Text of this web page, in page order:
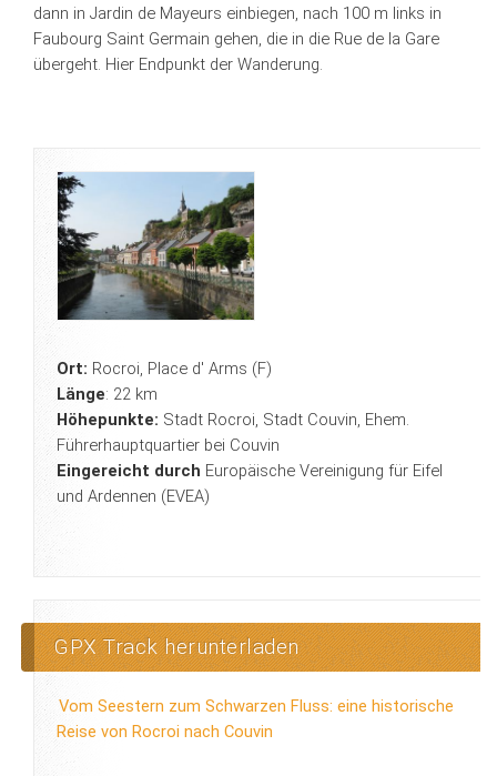
dann in Jardin de Mayeurs einbiegen, nach 100 m links in
Faubourg Saint Germain gehen, die in die Rue de la Gare
übergeht. Hier Endpunkt der Wanderung.
Ort: Rocroi, Place d' Arms (F)
Länge: 22 km
Höhepunkte: Stadt Rocroi, Stadt Couvin, Ehem.
Führerhauptquartier bei Couvin
Eingereicht durch Europäische Vereinigung für Eifel
und Ardennen (EVEA)
GPX Track herunterladen
Vom Seestern zum Schwarzen Fluss: eine historische
Reise von Rocroi nach Couvin